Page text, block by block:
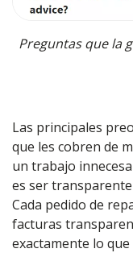
Preguntas que la
Las principales
que les cobren de
un trabajo
es ser
Cada pedido de
facturas
exactamente lo